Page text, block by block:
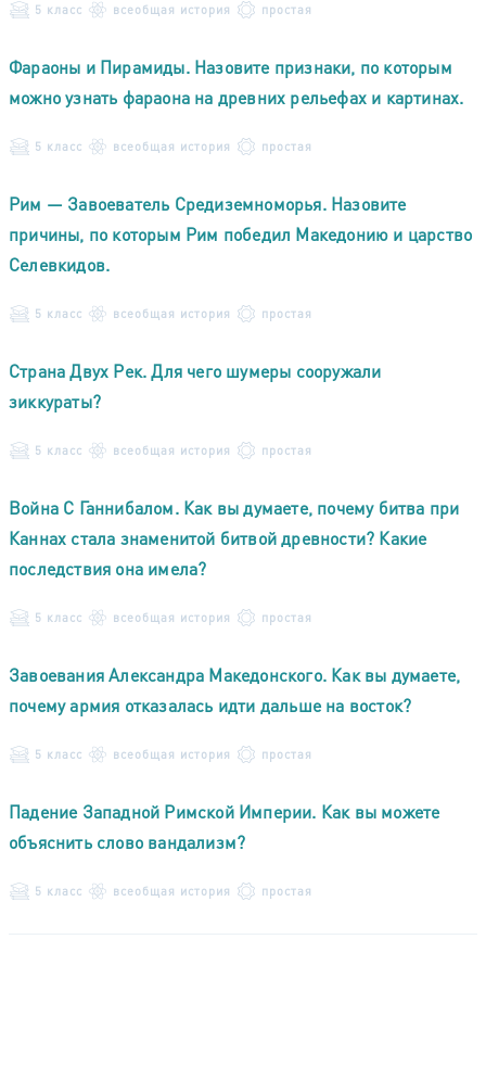
5 класс всеобщая история простая
Фараоны и Пирамиды. Назовите признаки, по которым
можно узнать фараона на древних рельефах и картинах.
5 класс всеобщая история простая
Рим — Завоеватель Средиземноморья. Назовите
причины, по которым Рим победил Македонию и царство
Селевкидов.
5 класс всеобщая история простая
Страна Двух Рек. Для чего шумеры сооружали
зиккураты?
5 класс всеобщая история простая
Война С Ганнибалом. Как вы думаете, почему битва при
Каннах стала знаменитой битвой древности? Какие
последствия она имела?
5 класс всеобщая история простая
Завоевания Александра Македонского. Как вы думаете,
почему армия отказалась идти дальше на восток?
5 класс всеобщая история простая
Падение Западной Римской Империи. Как вы можете
объяснить слово вандализм?
5 класс всеобщая история простая